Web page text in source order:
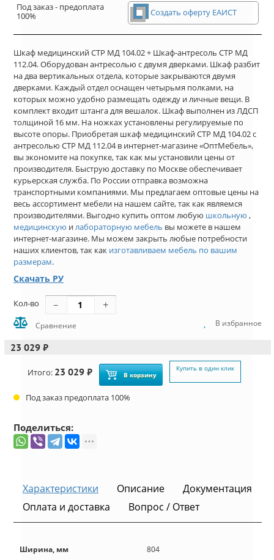
Под заказ - предоплата
100%
Создать оферту ЕАИСТ
Шкаф медицинский СТР МД 104.02 + Шкаф-антресоль СТР МД
112.04. Оборудован антресолью с двумя дверками. Шкаф разбит
на два вертикальных отдела, которые закрываются двумя
дверками. Каждый отдел оснащен четырьмя полками, на
которых можно удобно размещать одежду и личные вещи. В
комплект входит штанга для вешалок. Шкаф выполнен из ЛДСП
толщиной 16 мм. На ножках установлены регулируемые по
высоте опоры. Приобретая шкаф медицинский СТР МД 104.02 с
антресолью СТР МД 112.04 в интернет-магазине «ОптМебель»,
вы экономите на покупке, так как мы установили цены от
производителя. Быструю доставку по Москве обеспечивает
курьерская служба. По России отправка возможна
транспортными компаниями. Мы предлагаем оптовые цены на
весь ассортимент мебели на нашем сайте, так как являемся
производителями. Выгодно купить оптом любую школьную ,
медицинскую илабораторную мебель вы можете в нашем
интернет-магазине. Мы можем закрыть любые потребности
наших клиентов, так как изготавливаем мебель по вашим
размерам.
Скачать РУ
Кол-во
Сравнение В избранное
23 029 ₽
Итого: 23 029 ₽ В корзину
Купить в один клик
Под заказ предоплата 100%
Поделиться:
Характеристики Описание
Документация
Оплата и доставка
Вопрос / Ответ
Ширина, мм 804